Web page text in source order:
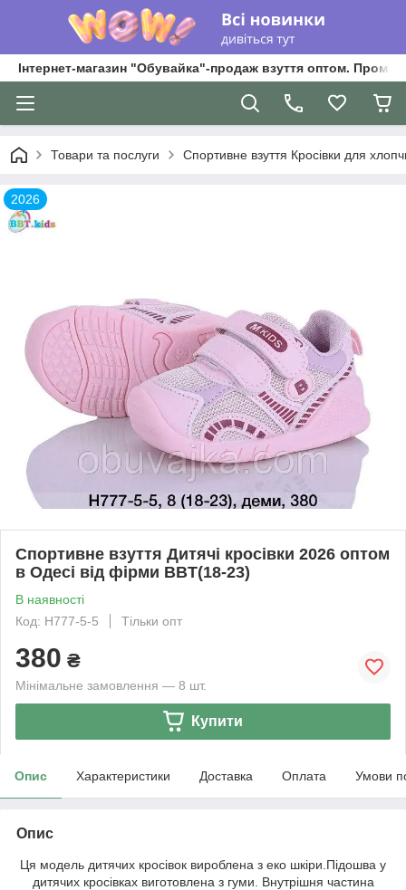
Інтернет-магазин "Обувайка"-продаж взуття оптом.
Товари та послуги Спортивне взуття Кросівки для
2026
Спортивне взуття Дитячі кросівки 2026 оптом
в Одесі від фірми BBT(18-23)
В наявності
Код: H777-5-5
Тільки опт
380 ₴
Мінімальне замовлення — 8 шт.
Купити
Опис Характеристики Доставка Оплата Умови
Опис
Ця модель дитячих кросівок вироблена з еко шкіри.Підошва у
дитячих кросівках виготовлена ​​з гуми. Внутрішня частина